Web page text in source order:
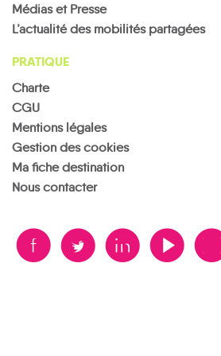
Médias et Presse
L’actualité des mobilités partagées
PRATIQUE
Charte
CGU
Mentions légales
Gestion des cookies
Ma fiche destination
Nous contacter
B A D F